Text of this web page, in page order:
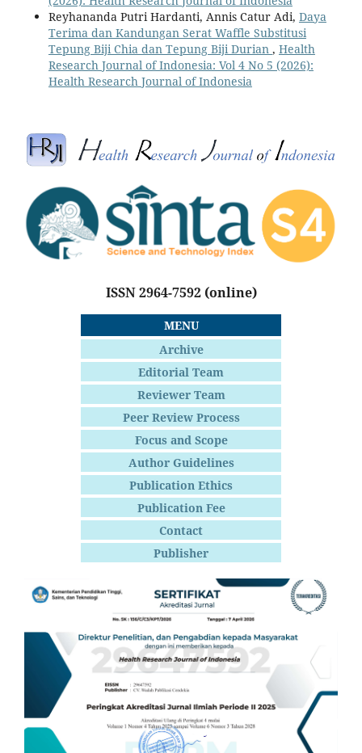
Reyhananda Putri Hardanti, Annis Catur Adi, Daya
Terima dan Kandungan Serat Waffle Substitusi
Tepung Biji Chia dan Tepung Biji Durian , Health
Research Journal of Indonesia: Vol 4 No 5 (2026):
Health Research Journal of Indonesia
ISSN 2964-7592(online)
MENU
Archive
Editorial Team
Reviewer Team
Peer Review Process
Focus and Scope
Author Guidelines
Publication Ethics
Publication Fee
Contact
Publisher